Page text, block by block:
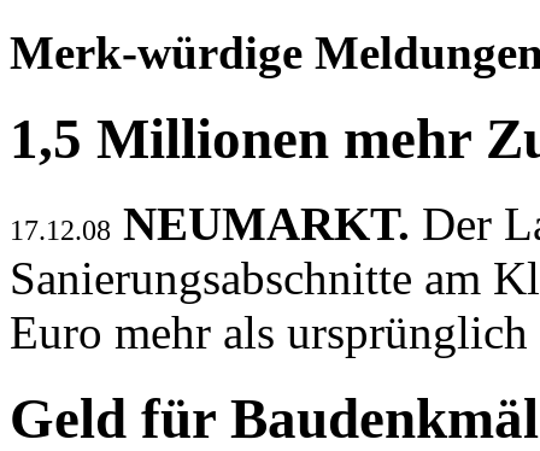
Merk-würdige
1,5 Millionen mehr
17.12.08 NEUMARKT. Der
Sanierungsabschnitte am
Euro mehr als
Geld für